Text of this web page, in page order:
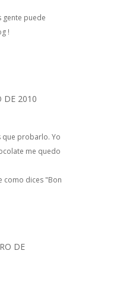
gente puede
!
DE 2010
probarlo. Yo
me quedo
como dices "Bon
DE